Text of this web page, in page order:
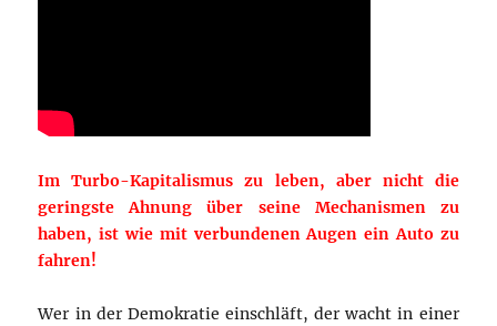
Im Turbo-Kapitalismus zu leben, aber nicht die
geringste Ahnung über seine Mechanismen zu
haben, ist wie mit verbundenen Augen ein Auto zu
fahren!
Wer in der Demokratie einschläft, der wacht in einer